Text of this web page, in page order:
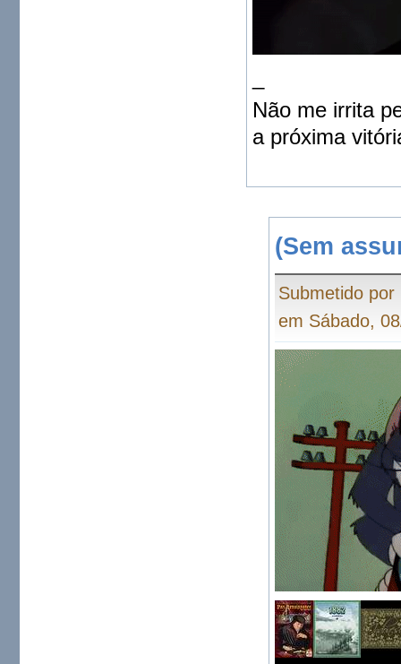
Não me irrita
a próxima
(Sem
Submetido por
em Sábado,